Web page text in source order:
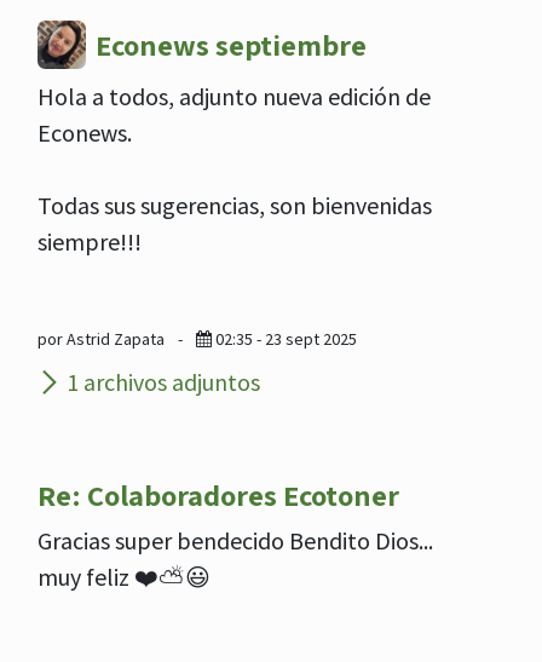
Econews septiembre
Hola a todos, adjunto nueva edición de
Econews.
Todas sus sugerencias, son bienvenidas
siempre!!!
por Astrid Zapata - 02:35 - 23 sept 2025
1 archivos adjuntos
Re: Colaboradores Ecotoner
Gracias super bendecido Bendito Dios...
muy feliz ❤️⛅️😃